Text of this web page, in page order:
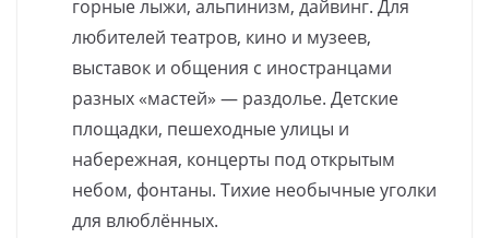
горные лыжи, альпинизм, дайвинг. Для
любителей театров, кино и музеев,
выставок и общения с иностранцами
разных «мастей» — раздолье. Детские
площадки, пешеходные улицы и
набережная, концерты под открытым
небом, фонтаны. Тихие необычные уголки
для влюблённых.